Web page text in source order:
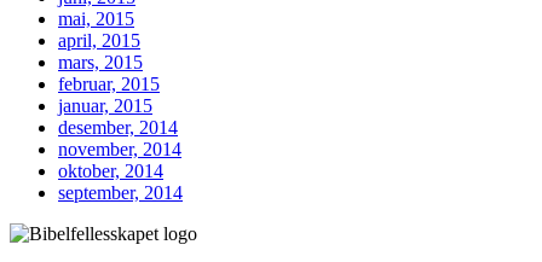
mai, 2015
april, 2015
mars, 2015
februar, 2015
januar, 2015
desember, 2014
november, 2014
oktober, 2014
september, 2014